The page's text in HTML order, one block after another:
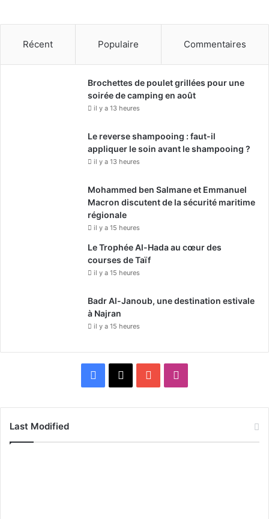
Récent Populaire Commentaires
Brochettes de poulet grillées pour une
soirée de camping en août
il y a 13 heures
Le reverse shampooing : faut-il
appliquer le soin avant le shampooing ?
il y a 13 heures
Mohammed ben Salmane et Emmanuel
Macron discutent de la sécurité maritime
régionale
il y a 15 heures
Le Trophée Al-Hada au cœur des
courses de Taïf
il y a 15 heures
Badr Al-Janoub, une destination estivale
à Najran
il y a 15 heures
e
T
t
Last Modified